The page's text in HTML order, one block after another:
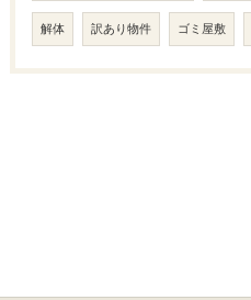
解体 訳あり物件 ゴミ屋敷